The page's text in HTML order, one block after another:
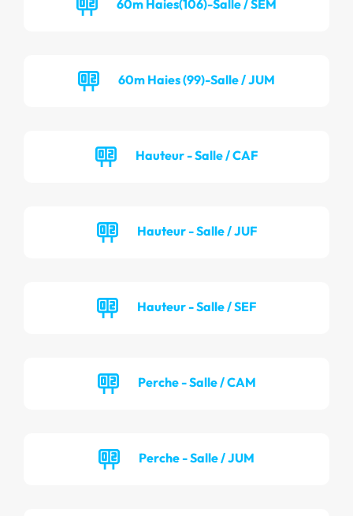
60m Haies(106)-Salle / SEM
60m Haies (99)-Salle / JUM
Hauteur - Salle / CAF
Hauteur - Salle / JUF
Hauteur - Salle / SEF
Perche - Salle / CAM
Perche - Salle / JUM